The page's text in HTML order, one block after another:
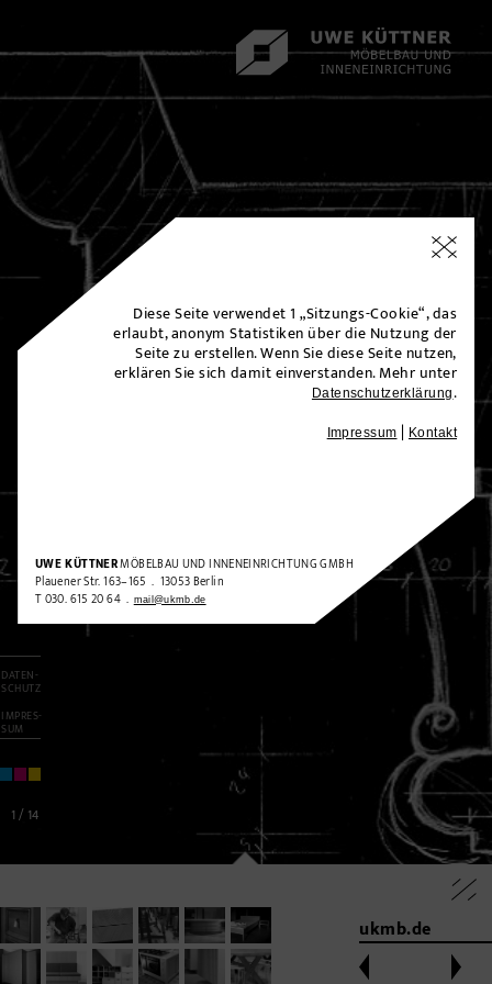
1 / 14
ukmb.de
DATEN-
SCHUTZ
IMPRES-
SUM
Diese Seite verwendet 1 „Sitzungs-Cookie“, das
erlaubt, anonym Statistiken über die Nutzung der
Seite zu erstellen.Wenn Sie diese Seite nutzen,
erklären Sie sich damit einverstanden. Mehr unter
Datenschutzerklärung.
Impressum | Kontakt
UWE KÜTTNERMÖBELBAU UND INNENEINRICHTUNG GMBH
Plauener Str. 163–165 . 13053 Berlin
T 030. 615 20 64 . mail@ukmb.de